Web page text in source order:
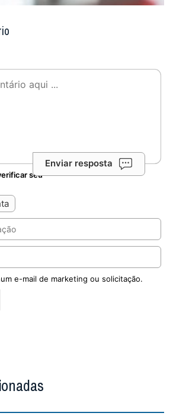
Enviar resposta
seu
e-mail de marketing ou solicitação.